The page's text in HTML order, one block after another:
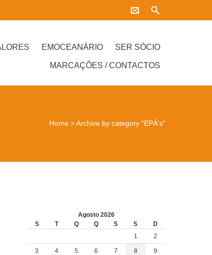
EMOCEANÁRIO SER SÓCIO
MARCAÇÕES / CONTACTOS
Home >Archive by category "EPÁ’s"
Agosto 2026
S
T Q Q S S
D
1
2
3 4 5 6 7 8 9